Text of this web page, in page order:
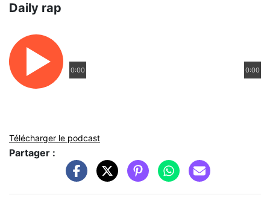
Daily rap
0:00 0:00
Télécharger le podcast
Partager :